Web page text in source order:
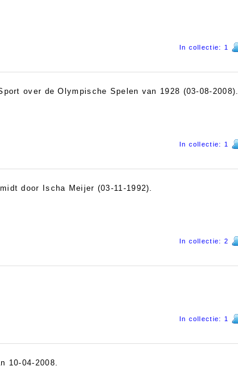
In collectie: 1
over de Olympische Spelen van 1928 (03-08-2008).
In collectie: 1
door Ischa Meijer (03-11-1992).
In collectie: 2
In collectie: 1
10-04-2008.